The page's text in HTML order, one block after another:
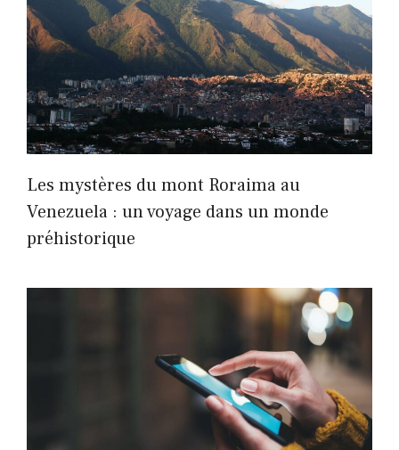
Les mystères du mont Roraima au
Venezuela : un voyage dans un monde
préhistorique